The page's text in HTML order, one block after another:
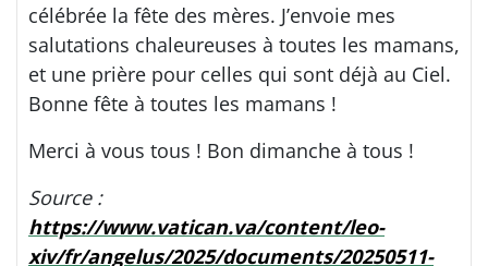
célébrée la fête des mères. J’envoie mes
salutations chaleureuses à toutes les mamans,
et une prière pour celles qui sont déjà au Ciel.
Bonne fête à toutes les mamans !
Merci à vous tous ! Bon dimanche à tous !
Source :
https://www.vatican.va/content/leo-
xiv/fr/angelus/2025/documents/20250511-